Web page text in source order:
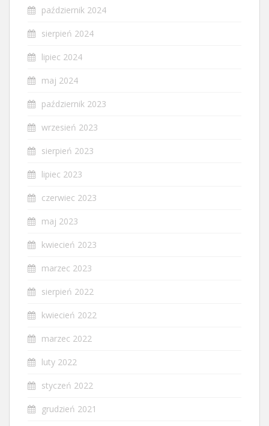
październik 2024
sierpień 2024
lipiec 2024
maj 2024
październik 2023
wrzesień 2023
sierpień 2023
lipiec 2023
czerwiec 2023
maj 2023
kwiecień 2023
marzec 2023
sierpień 2022
kwiecień 2022
marzec 2022
luty 2022
styczeń 2022
grudzień 2021